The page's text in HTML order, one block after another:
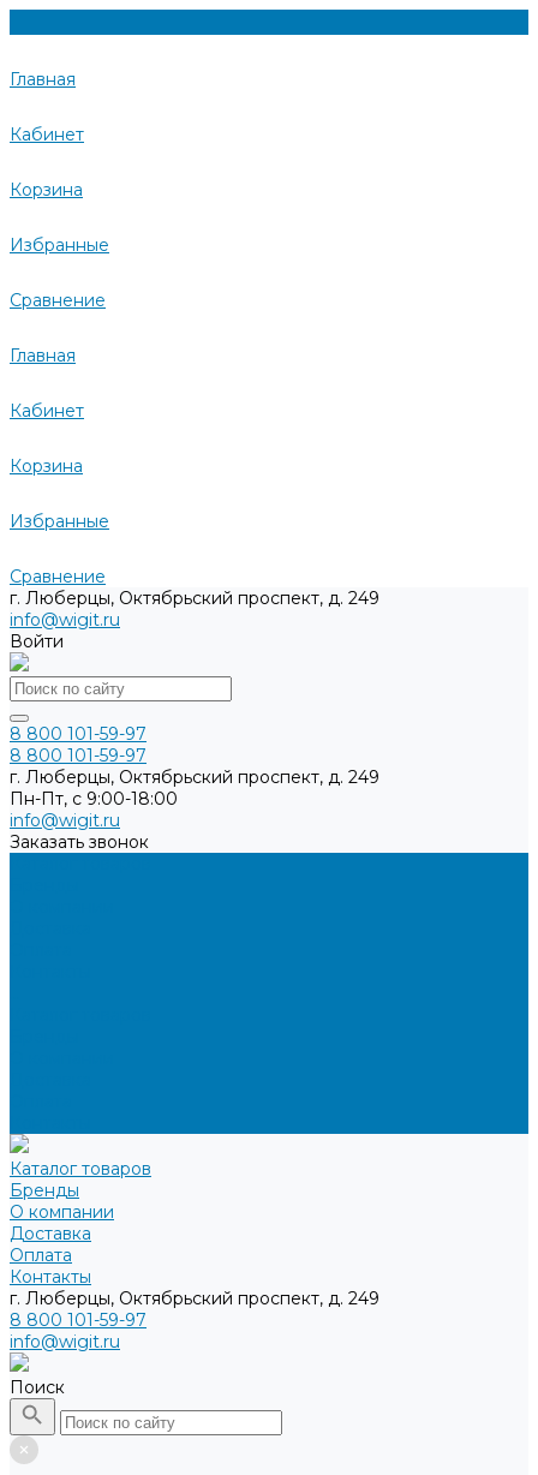
Главная
Кабинет
Корзина
Избранные
Сравнение
Главная
Кабинет
Корзина
Избранные
Сравнение
г. Люберцы, Октябрьский проспект, д. 249
info@wigit.ru
Войти
8 800 101-59-97
8 800 101-59-97
г. Люберцы, Октябрьский проспект, д. 249
Пн-Пт, с 9:00-18:00
info@wigit.ru
Заказать звонок
Каталог товаров
Бренды
О компании
Доставка
Оплата
Контакты
г. Люберцы, Октябрьский проспект, д. 249
8 800 101-59-97
info@wigit.ru
Поиск